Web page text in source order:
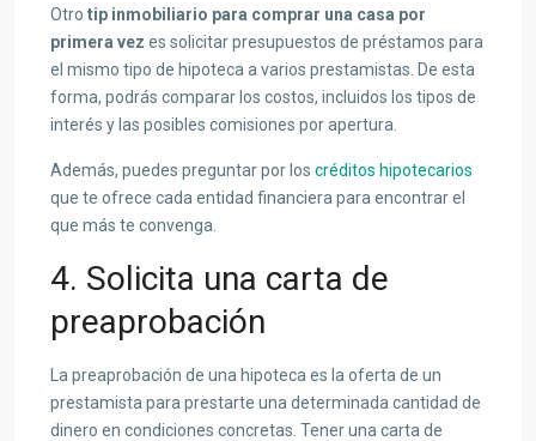
Otro tip inmobiliario para comprar una casa por
primera vez es solicitar presupuestos de préstamos para
el mismo tipo de hipoteca a varios prestamistas. De esta
forma, podrás comparar los costos, incluidos los tipos de
interés y las posibles comisiones por apertura.
Además, puedes preguntar por los créditos hipotecarios
que te ofrece cada entidad financiera para encontrar el
que más te convenga.
4. Solicita una carta de
preaprobación
La preaprobación de una hipoteca es la oferta de un
prestamista para prestarte una determinada cantidad de
dinero en condiciones concretas. Tener una carta de